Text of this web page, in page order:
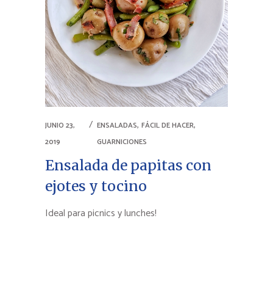
JUNIO 23,
2019
ENSALADAS, FÁCIL DE HACER,
GUARNICIONES
Ensalada de papitas con
ejotes y tocino
Ideal para picnics y lunches!